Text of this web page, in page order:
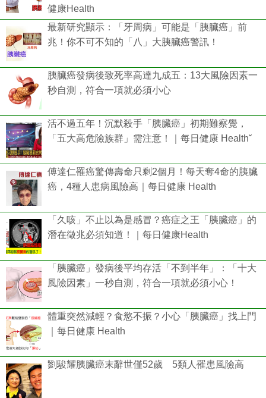
健康Health
最新研究顯示：「牙周病」可能是「胰臟癌」前
兆！你不可不知的「八」大胰臟癌警訊！
胰臟癌發病後致死率高達九成五：13大風險因素一
秒自測，符合一項就必須小心
活不過五年！沉默殺手「胰臟癌」初期難察覺，
「五大高危險族群」需注意！｜每日健康 Healthˇ
傅達仁罹癌驚傳壽命只剩2個月！每天奪4命的胰臟
癌，4種人患病風險高｜每日健康 Health
「久咳」不止以為是感冒？癌症之王「胰臟癌」的
潛在徵兆必須知道！｜每日健康Health
「胰臟癌」發病後平均存活「不到半年」：「十大
風險因素」一秒自測，符合一項就必須小心！
體重突然減輕？食慾不振？小心「胰臟癌」找上門
｜每日健康 Health
劉駿耀胰臟癌末辭世僅52歲 5類人罹患風險高